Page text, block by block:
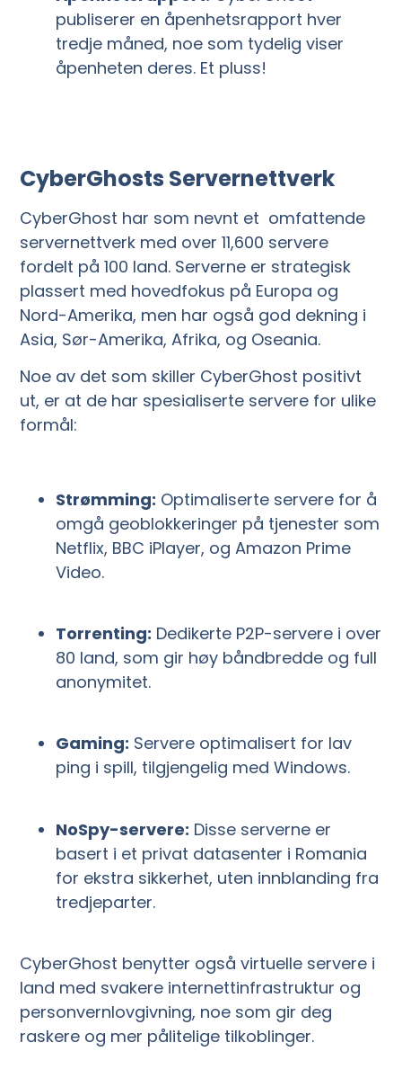
publiserer en åpenhetsrapport hver
tredje måned, noe som tydelig viser
åpenheten deres. Et pluss!
CyberGhosts Servernettverk
CyberGhost har som nevnt et omfattende
servernettverk med over 11,600 servere
fordelt på 100 land. Serverne er strategisk
plassert med hovedfokus på Europa og
Nord-Amerika, men har også god dekning i
Asia, Sør-Amerika, Afrika, og Oseania.
Noe av det som skiller CyberGhost positivt
ut, er at de har spesialiserte servere for ulike
formål:
Strømming: Optimaliserte servere for å
omgå geoblokkeringer på tjenester som
Netflix, BBC iPlayer, og Amazon Prime
Video.
Torrenting: Dedikerte P2P-servere i over
80 land, som gir høy båndbredde og full
anonymitet.
Gaming: Servere optimalisert for lav
ping i spill, tilgjengelig med Windows.
NoSpy-servere: Disse serverne er
basert i et privat datasenter i Romania
for ekstra sikkerhet, uten innblanding fra
tredjeparter.
CyberGhost benytter også virtuelle servere i
land med svakere internettinfrastruktur og
personvernlovgivning, noe som gir deg
raskere og mer pålitelige tilkoblinger.